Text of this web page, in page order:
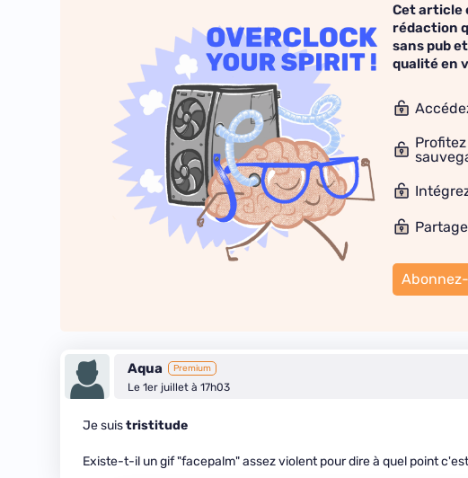
Cet article
rédaction
sans pub
qualité en
Aqua Premium
Le 1er juillet à 17h03
Je suistristitude
Existe-t-il un gif "facepalm" assez violent pour dire à quel point